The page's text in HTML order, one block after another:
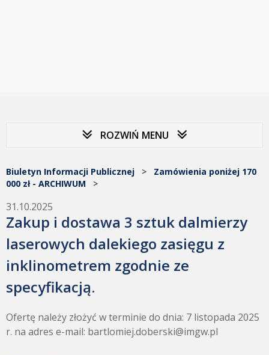
ROZWIŃ MENU
Biuletyn Informacji Publicznej > Zamówienia poniżej 170
000 zł - ARCHIWUM >
31.10.2025
Zakup i dostawa 3 sztuk dalmierzy
laserowych dalekiego zasięgu z
inklinometrem zgodnie ze
specyfikacją.
Ofertę należy złożyć w terminie do dnia: 7 listopada 2025
r. na adres e-mail: bartlomiej.doberski@imgw.pl